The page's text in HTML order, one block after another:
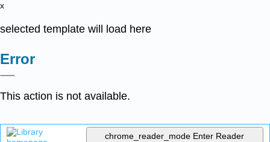
x
selected template will load here
Error
This action is not available.
chrome_reader_mode Enter Reader